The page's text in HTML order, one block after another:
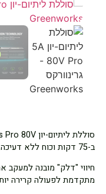
ב-75 דקות וכוח ללא דעיכה.
חיווי "דלק" מובנה למעקב
מתקדמת לפעולה קרירה